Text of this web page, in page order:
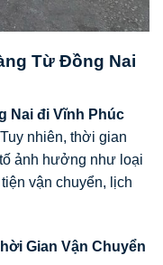
Từ Đồng Nai
Nai đi Vĩnh Phúc
nhiên, thời gian
ảnh hưởng như loại
vận chuyển, lịch
Gian Vận Chuyển